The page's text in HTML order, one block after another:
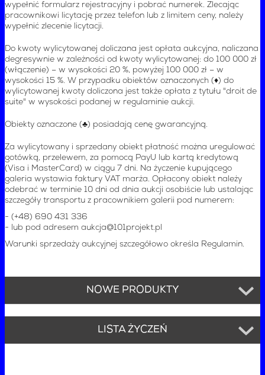
wypełnić formularz rejestracyjny i pobrać numerek. Zlecając
pracownikowi licytację przez telefon lub z limitem ceny, należy
wypełnić zlecenie licytacji.
Do kwoty wylicytowanej doliczana jest opłata aukcyjna, naliczana
degresywnie w zależności od kwoty wylicytowanej: do 100 000 zł
(włączenie) – w wysokości 20 %, powyżej 100 000 zł – w
wysokości 15 %. W przypadku obiektów oznaczonych (♦) do
wylicytowanej kwoty doliczona jest także opłata z tytułu "droit de
suite" w wysokości podanej w regulaminie aukcji.
Obiekty oznaczone (♣) posiadają cenę gwarancyjną.
Za wylicytowany i sprzedany obiekt płatność można uregulować
gotówką, przelewem, za pomocą PayU lub kartą kredytową
(Visa i MasterCard) w ciągu 7 dni. Na życzenie kupującego
galeria wystawia faktury VAT marża. Opłacony obiekt należy
odebrać w terminie 10 dni od dnia aukcji osobiście lub ustalając
szczegóły transportu z pracownikiem galerii pod numerem:
- (+48) 690 431 336
- lub pod adresem aukcja@101projekt.pl
Warunki sprzedaży aukcyjnej szczegółowo określa Regulamin.
NOWE PRODUKTY
LISTA ŻYCZEŃ